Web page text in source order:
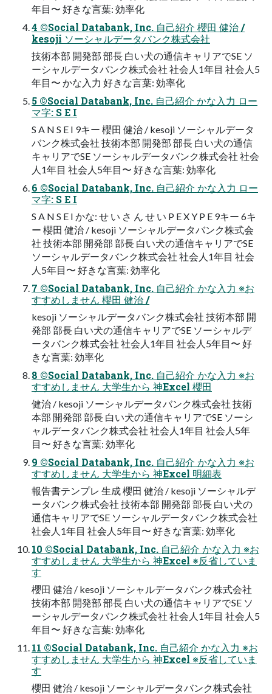
年目〜 好きな言葉: 効率化
4 ©Social Databank, Inc. 自己紹介 櫻田 健治 /
kesoji ソーシャルデータバンク株式会社
技術本部 開発部 部長 白い犬の通信キャリアでSE ソ
ーシャルデータバンク株式会社 社会人1年目 社会人5
年目〜 かな入力 好きな言葉: 効率化
5 ©Social Databank, Inc. 自己紹介 かな入力 ロー
マ字: S E I
S A N S E I 9キー 櫻田 健治 / kesoji ソーシャルデータ
バンク株式会社 技術本部 開発部 部長 白い犬の通信
キャリアでSE ソーシャルデータバンク株式会社 社会
人1年目 社会人5年目〜 好きな言葉: 効率化
6 ©Social Databank, Inc. 自己紹介 かな入力 ロー
マ字: S E I
S A N S E I かな: せ い さ ん せ い P E X Y P E 9キー 6キ
ー 櫻田 健治 / kesoji ソーシャルデータバンク株式会
社 技術本部 開発部 部長 白い犬の通信キャリアでSE
ソーシャルデータバンク株式会社 社会人1年目 社会
人5年目〜 好きな言葉: 効率化
7 ©Social Databank, Inc. 自己紹介 かな入力 ※お
すすめしません 櫻田 健治 /
kesoji ソーシャルデータバンク株式会社 技術本部 開
発部 部長 白い犬の通信キャリアでSE ソーシャルデ
ータバンク株式会社 社会人1年目 社会人5年目〜 好
きな言葉: 効率化
8 ©Social Databank, Inc. 自己紹介 かな入力 ※お
すすめしません 大学生から 神Excel 櫻田
健治 / kesoji ソーシャルデータバンク株式会社 技術
本部 開発部 部長 白い犬の通信キャリアでSE ソーシ
ャルデータバンク株式会社 社会人1年目 社会人5年
目〜 好きな言葉: 効率化
9 ©Social Databank, Inc. 自己紹介 かな入力 ※お
すすめしません 大学生から 神Excel 明細表
報告書テンプレ 生成 櫻田 健治 / kesoji ソーシャルデ
ータバンク株式会社 技術本部 開発部 部長 白い犬の
通信キャリアでSE ソーシャルデータバンク株式会社
社会人1年目 社会人5年目〜 好きな言葉: 効率化
10 ©Social Databank, Inc. 自己紹介 かな入力 ※お
すすめしません 大学生から 神Excel ※反省していま
す
櫻田 健治 / kesoji ソーシャルデータバンク株式会社
技術本部 開発部 部長 白い犬の通信キャリアでSE ソ
ーシャルデータバンク株式会社 社会人1年目 社会人5
年目〜 好きな言葉: 効率化
11 ©Social Databank, Inc. 自己紹介 かな入力 ※お
すすめしません 大学生から 神Excel ※反省していま
す
櫻田 健治 / kesoji ソーシャルデータバンク株式会社